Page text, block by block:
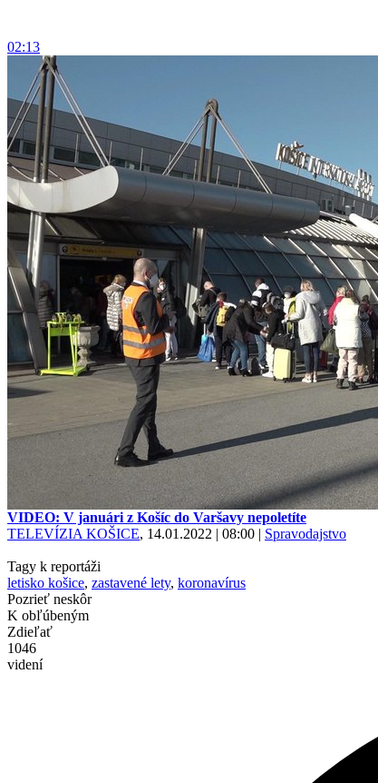
02:13
VIDEO: V januári z Košíc do Varšavy nepoletíte
TELEVÍZIA KOŠICE, 14.01.2022 | 08:00 | Spravodajstvo
Tagy k reportáži
letisko košice, zastavené lety, koronavírus
Pozrieť neskôr
K obľúbeným
Zdieľať
1046
videní